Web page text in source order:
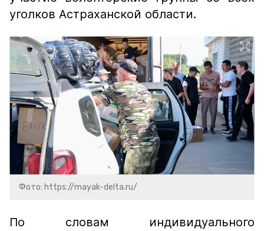
уголков Астраханской области.
Фото: https://mayak-delta.ru/
По словам индивидуального